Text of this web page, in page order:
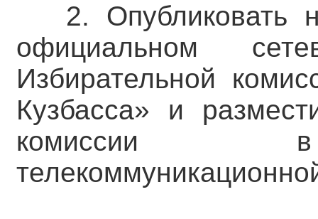
2. Опубликовать
официальном
Избирательной
Кузбасса» и
комиссии в